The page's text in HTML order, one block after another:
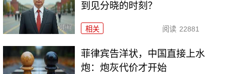
到见分晓的时刻？
相关 阅读 22881
菲律宾告洋状，中国直接上水
炮：炮灰代价才开始